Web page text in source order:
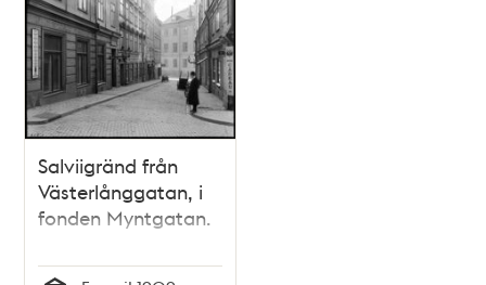
Salviigränd från
Västerlånggatan, i
fonden Myntgatan.